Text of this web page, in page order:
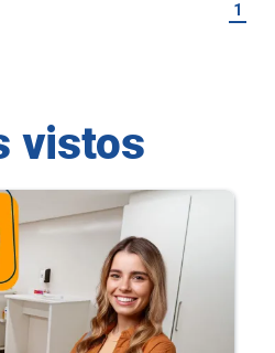
1
vistos